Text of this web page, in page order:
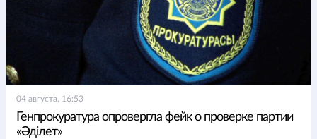
04 августа, 16:53
Генпрокуратура опровергла фейк о проверке партии
«Әділет»